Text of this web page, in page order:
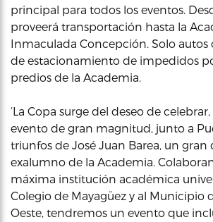
principal para todos los eventos.
proveerá transportación hasta la
Inmaculada Concepción. Solo autos
de estacionamiento de impedidos
predios de la Academia.
‘La Copa surge del deseo de
evento de gran magnitud, junto a
triunfos de José Juan Barea, un gran
exalumno de la Academia.
máxima institución académica
Colegio de Mayagüez y al Municipio
Oeste, tendremos un evento que